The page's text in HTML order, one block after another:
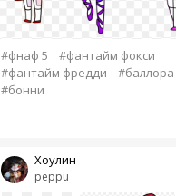
#фнаф 5
#фантайм фокси
#фантайм фредди
#баллора
#бонни
peppu
Хоулин